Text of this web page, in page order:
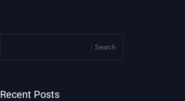
Search
Recent Posts